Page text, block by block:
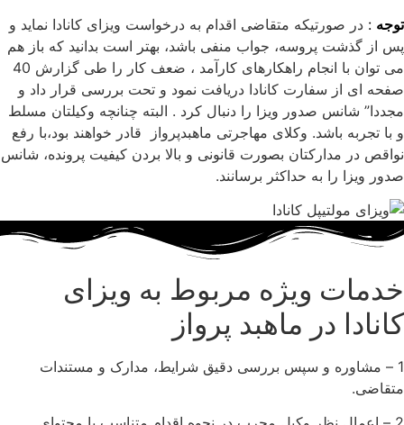
توجه : در صورتیکه متقاضی اقدام به درخواست ویزای کانادا نماید و
پس از گذشت پروسه، جواب منفی باشد، بهتر است بدانید که باز هم
می توان با انجام راهکارهای کارآمد ، ضعف کار را طی گزارش 40
صفحه ای از سفارت کانادا دریافت نمود و تحت بررسی قرار داد و
مجددا” شانس صدور ویزا را دنبال کرد . البته چنانچه وکیلتان مسلط
و با تجربه باشد. وکلای مهاجرتی ماهبدپرواز قادر خواهند بود،با رفع
نواقص در مدارکتان بصورت قانونی و بالا بردن کیفیت پرونده، شانس
صدور ویزا را به حداکثر برسانند.
خدمات ویژه مربوط به ویزای
کانادا در ماهبد پرواز
1 – مشاوره و سپس بررسی دقیق شرایط، مدارک و مستندات
متقاضی.